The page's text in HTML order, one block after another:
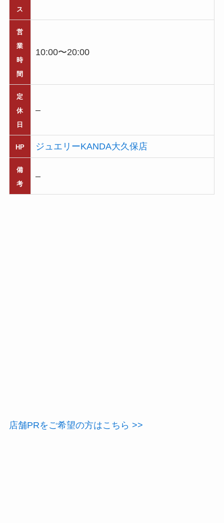
ス
営
業
時
間
10:00〜20:00
定
休
日
–
HP ジュエリーKANDA大久保店
備
考
–
店舗PRをご希望の方はこちら >>